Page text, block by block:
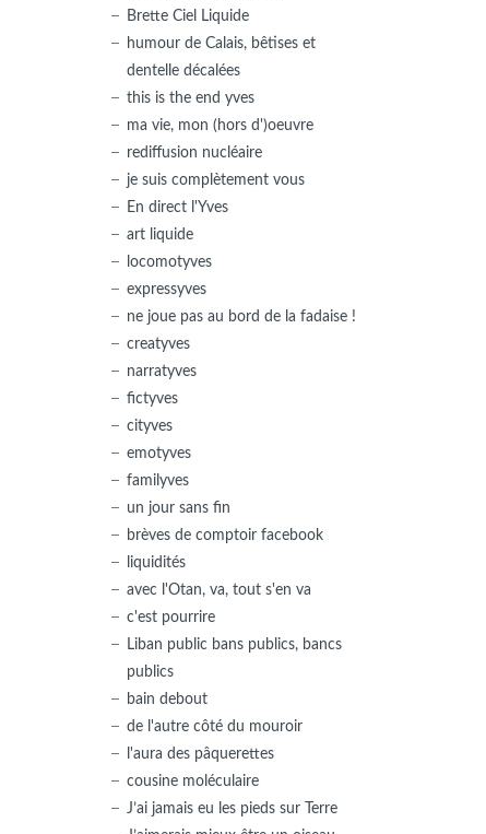
Brette Ciel Liquide
humour de Calais, bêtises et
dentelle décalées
this is the end yves
ma vie, mon (hors d')oeuvre
rediffusion nucléaire
je suis complètement vous
En direct l'Yves
art liquide
locomotyves
expressyves
ne joue pas au bord de la fadaise !
creatyves
narratyves
fictyves
cityves
emotyves
familyves
un jour sans fin
brèves de comptoir facebook
liquidités
avec l'Otan, va, tout s'en va
c'est pourrire
Liban public bans publics, bancs
publics
bain debout
de l'autre côté du mouroir
l'aura des pâquerettes
cousine moléculaire
J’ai jamais eu les pieds sur Terre